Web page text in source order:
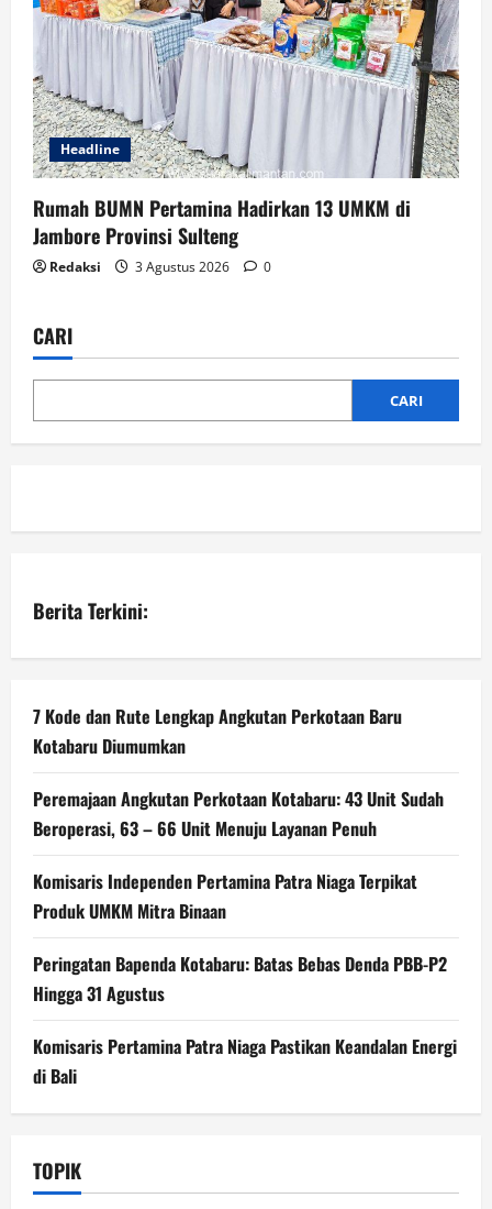
Headline
Rumah BUMN Pertamina Hadirkan 13 UMKM di
Jambore Provinsi Sulteng
Redaksi 3 Agustus 2026 0
CARI
CARI
Berita Terkini:
7 Kode dan Rute Lengkap Angkutan Perkotaan Baru
Kotabaru Diumumkan
Peremajaan Angkutan Perkotaan Kotabaru: 43 Unit Sudah
Beroperasi, 63 – 66 Unit Menuju Layanan Penuh
Komisaris Independen Pertamina Patra Niaga Terpikat
Produk UMKM Mitra Binaan
Peringatan Bapenda Kotabaru: Batas Bebas Denda PBB-P2
Hingga 31 Agustus
Komisaris Pertamina Patra Niaga Pastikan Keandalan Energi
di Bali
TOPIK